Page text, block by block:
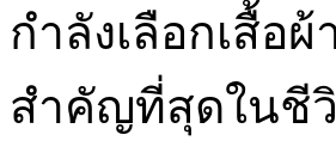
กำลังเลือกเสื้
สำคัญที่สุดในชีวิ